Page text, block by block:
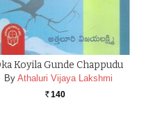
Koyila Gunde Chappudu
By Athaluri Vijaya Lakshmi
Rs. 140